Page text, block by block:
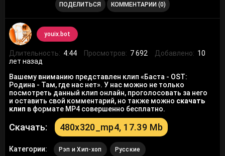
ПОДЕЛИТЬСЯ КОММЕНТАРИИ (0)
youix.bot
Длительность: 4:44 Просмотров: 7 692 Добавлено: 10
лет назад
Вашему вниманию представлен клип «Баста - OST:
Родина - Там, где нас нет». У нас можно не только
посмотреть данный клип онлайн, проголосовать за него
и оставить свой комментарий, но также можно скачать
клип в формате MP4 совершенно бесплатно.
Скачать: 480x320_mp4, 17.39 Mb
Категории: Рэп и Хип-хоп Русские